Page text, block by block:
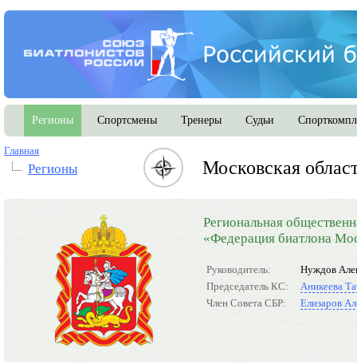
Регионы Спортсмены Тренеры Судьи
Главная
Регионы Московская
Региональная
«Федерация биатлона
Руководитель:
Нуждов
Председатель КС:
Аникеева
Член Совета СБР:
Елизаров